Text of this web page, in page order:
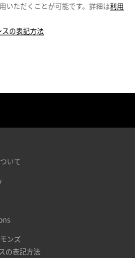
いただくことが可能です。詳細は利用
の表記方法
いて
ンズ
の表記方法